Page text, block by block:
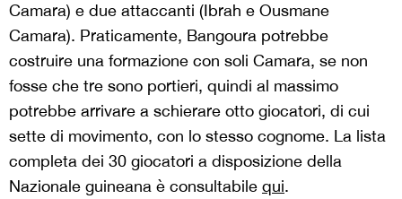
Camara) e due attaccanti (Ibrah e Ousmane
Camara). Praticamente, Bangoura potrebbe
costruire una formazione con soli Camara, se non
fosse che tre sono portieri, quindi al massimo
potrebbe arrivare a schierare otto giocatori, di cui
sette di movimento, con lo stesso cognome. La lista
completa dei 30 giocatori a disposizione della
Nazionale guineana è consultabile qui.